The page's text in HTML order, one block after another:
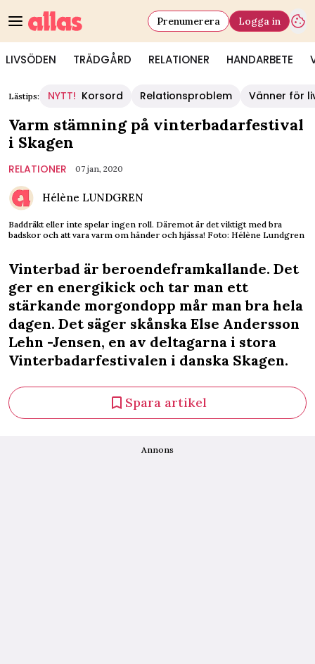
LIVSÖDEN TRÄDGÅRD RELATIONER HANDARBETE
Prenumerera Logga in
Lästips: NYTT! Korsord Relationsproblem Vänner för
Varm stämning på vinterbadarfestival
i Skagen
RELATIONER 07 jan, 2020
Hélène LUNDGREN
Baddräkt eller inte spelar ingen roll. Däremot är det viktigt med bra
badskor och att vara varm om händer och hjässa! Foto: Hélène Lundgren
Vinterbad är beroendeframkallande. Det
ger en energikick och tar man ett
stärkande morgondopp mår man bra hela
dagen. Det säger skånska Else Andersson
Lehn -Jensen, en av deltagarna i stora
Vinterbadarfestivalen i danska Skagen.
Spara artikel
Annons